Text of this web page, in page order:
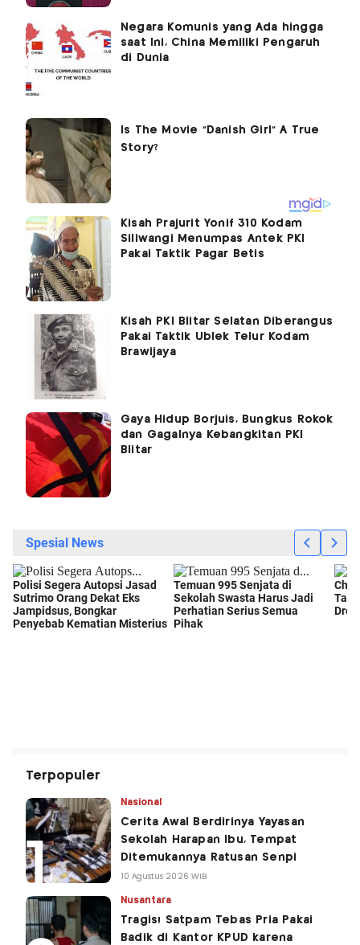
Negara Komunis yang Ada hingga
saat Ini, China Memiliki Pengaruh
di Dunia
Kisah Prajurit Yonif 310 Kodam
Siliwangi Menumpas Antek PKI
Pakai Taktik Pagar Betis
Kisah PKI Blitar Selatan Diberangus
Pakai Taktik Ublek Telur Kodam
Brawijaya
Gaya Hidup Borjuis, Bungkus Rokok
dan Gagalnya Kebangkitan PKI
Blitar
Terpopuler
Nasional
Cerita Awal Berdirinya Yayasan
Sekolah Harapan Ibu, Tempat
Ditemukannya Ratusan Senpi
10 Agustus 2026 WIB
Nusantara
Tragis! Satpam Tebas Pria Pakai
Badik di Kantor KPUD karena